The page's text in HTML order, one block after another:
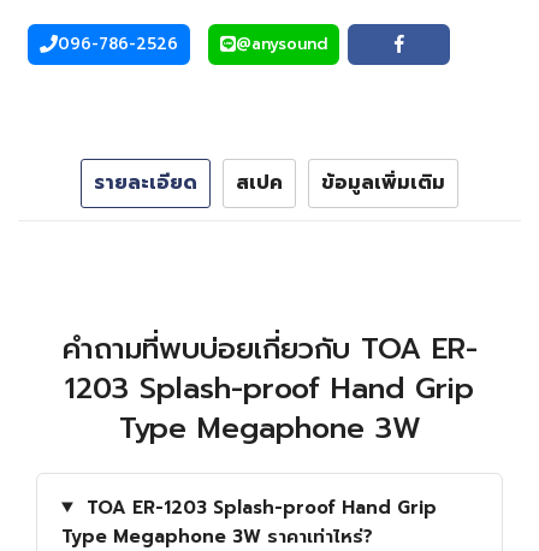
096-786-2526
โทรศัพท์
@anysound
Line Facebook
รายละเอียด สเปค ข้อมูลเพิ่มเติม
คำถามที่พบบ่อยเกี่ยวกับ TOA ER-
1203 Splash-proof Hand Grip
Type Megaphone 3W
TOA ER-1203 Splash-proof Hand Grip
Type Megaphone 3W ราคาเท่าไหร่?